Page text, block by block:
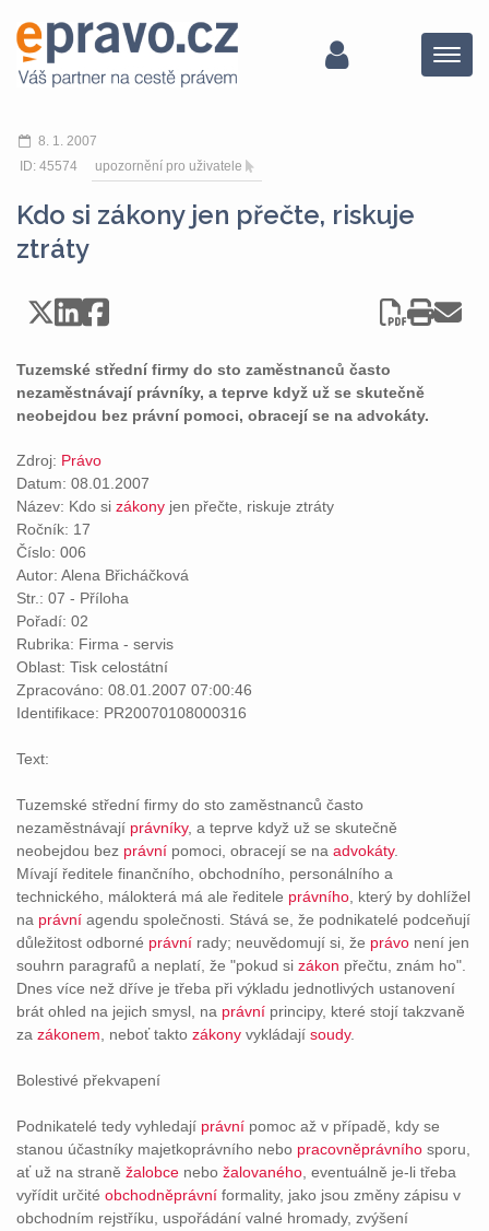
Menu
8. 1. 2007
ID: 45574
upozornění pro uživatele
Kdo si zákony jen přečte, riskuje
ztráty
Tuzemské střední firmy do sto zaměstnanců často
nezaměstnávají právníky, a teprve když už se skutečně
neobejdou bez právní pomoci, obracejí se na advokáty.
Zdroj: Právo
Datum: 08.01.2007
Název: Kdo si zákony jen přečte, riskuje ztráty
Ročník: 17
Číslo: 006
Autor: Alena Břicháčková
Str.: 07 - Příloha
Pořadí: 02
Rubrika: Firma - servis
Oblast: Tisk celostátní
Zpracováno: 08.01.2007 07:00:46
Identifikace: PR20070108000316
Text:
Tuzemské střední firmy do sto zaměstnanců často
nezaměstnávají právníky, a teprve když už se skutečně
neobejdou bez právní pomoci, obracejí se na advokáty.
Mívají ředitele finančního, obchodního, personálního a
technického, málokterá má ale ředitele právního , který by dohlížel
na právní agendu společnosti. Stává se, že podnikatelé podceňují
důležitost odborné právní rady; neuvědomují si, že právo není jen
souhrn paragrafů a neplatí, že "pokud si zákon přečtu, znám ho".
Dnes více než dříve je třeba při výkladu jednotlivých ustanovení
brát ohled na jejich smysl, na právní principy, které stojí takzvaně
za zákonem , neboť takto zákony vykládají soudy.
Bolestivé překvapení
Podnikatelé tedy vyhledají právní pomoc až v případě, kdy se
stanou účastníky majetkoprávního nebo pracovněprávního sporu,
ať už na straně žalobce nebo žalovaného , eventuálně je-li třeba
vyřídit určité obchodněprávní formality, jako jsou změny zápisu v
obchodním rejstříku, uspořádání valné hromady, zvýšení